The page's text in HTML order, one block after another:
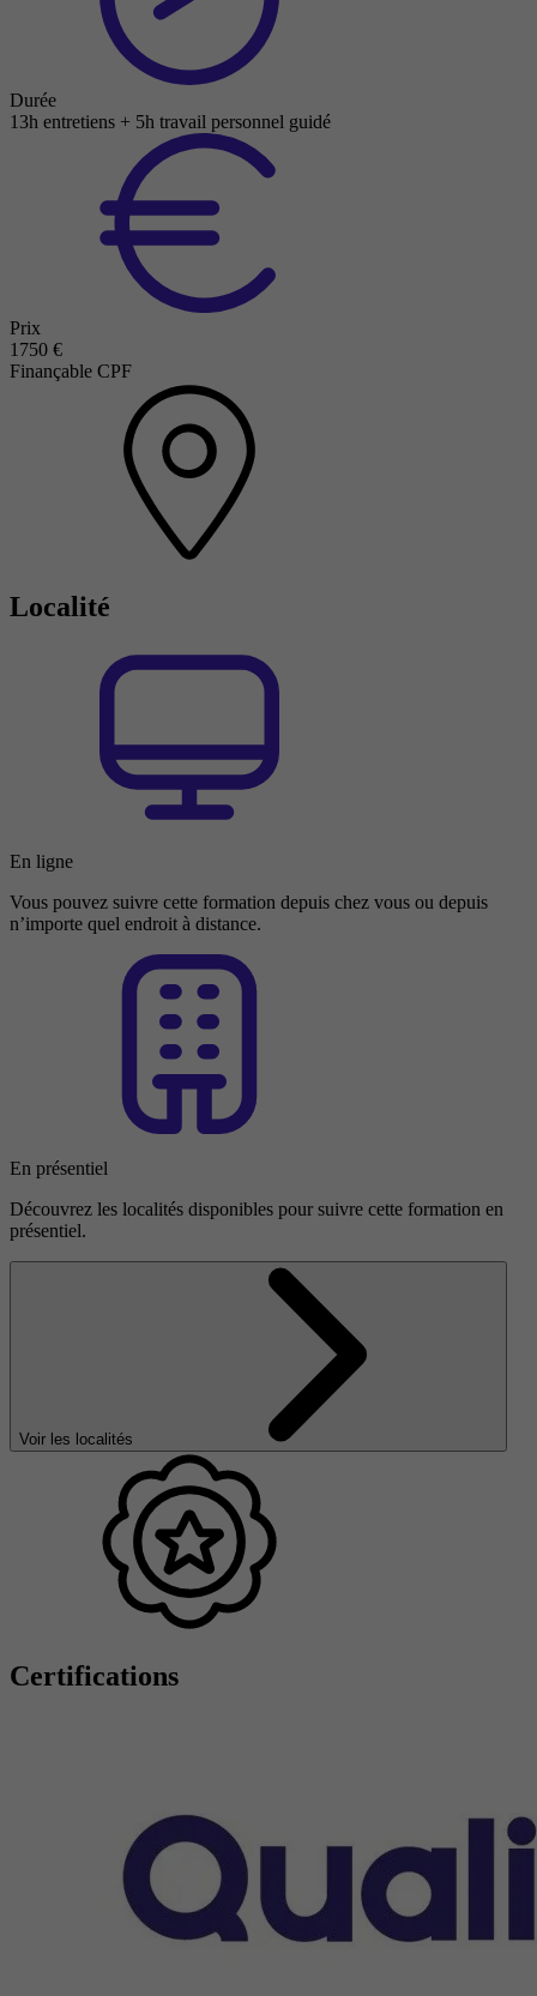
Durée
13h entretiens + 5h travail personnel guidé
Prix
1750 €
Finançable CPF
Localité
En ligne
Vous pouvez suivre cette formation depuis chez vous ou depuis
n’importe quel endroit à distance.
En présentiel
Découvrez les localités disponibles pour suivre cette formation en
présentiel.
Voir les localités
Certifications